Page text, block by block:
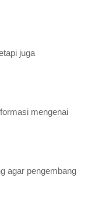
juga
mengenai
agar pengembang